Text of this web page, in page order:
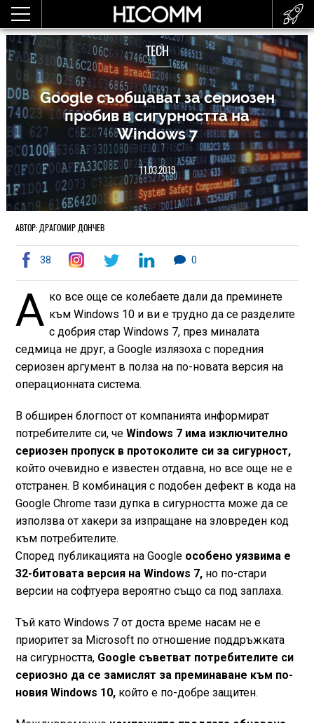
TECH
Google съобщават за сериозен
пробив в сигурността на
Windows 7
11.03.2019
АВТОР: ДРАГОМИР ДОНЧЕВ
38 0
А ко все още се колебаете дали да преминете
към Windows 10 и ви е трудно да се разделите
с добрия стар Windows 7, през миналата
седмица не друг, а Google излязоха с поредния
сериозен аргумент в полза на по-новата версия на
операционната система.
В обширен блогпост от компанията информират
потребителите си, че Windows 7 има изключително
сериозен пропуск в протоколите си за сигурност,
който очевидно е известен отдавна, но все още не е
отстранен. В комбинация с подобен дефект в кода на
Google Chrome тази дупка в сигурността може да се
използва от хакери за изпращане на зловреден код
към потребителите.
Според публикацията на Google особено уязвима е
32-битовата версия на Windows 7,но по-стари
версии на софтуера вероятно също са под заплаха.
Тъй като Windows 7 от доста време насам не е
приоритет за Microsoft по отношение поддръжката
на сигурността, Google съветват потребителите си
сериозно да се замислят за преминаване към по-
новия Windows 10,който е по-добре защитен.